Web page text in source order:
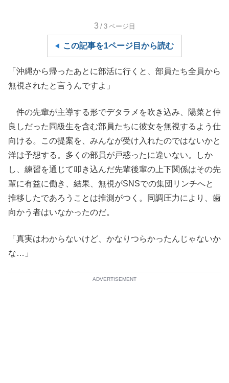
3 /3 ページ目
この記事を1ページ目から読む
「沖縄から帰ったあとに部活に行くと、部員たち全員から
無視されたと言うんですよ」
件の先輩が主導する形でデタラメを吹き込み、陽菜と仲
良しだった同級生を含む部員たちに彼女を無視するよう仕
向ける。この提案を、みんなが受け入れたのではないかと
洋は予想する。多くの部員が戸惑ったに違いない。しか
し、練習を通じて叩き込んだ先輩後輩の上下関係はその先
輩に有益に働き、結果、無視がSNSでの集団リンチへと
推移したであろうことは推測がつく。同調圧力により、歯
向かう者はいなかったのだ。
「真実はわからないけど、かなりつらかったんじゃないか
な…」
ADVERTISEMENT